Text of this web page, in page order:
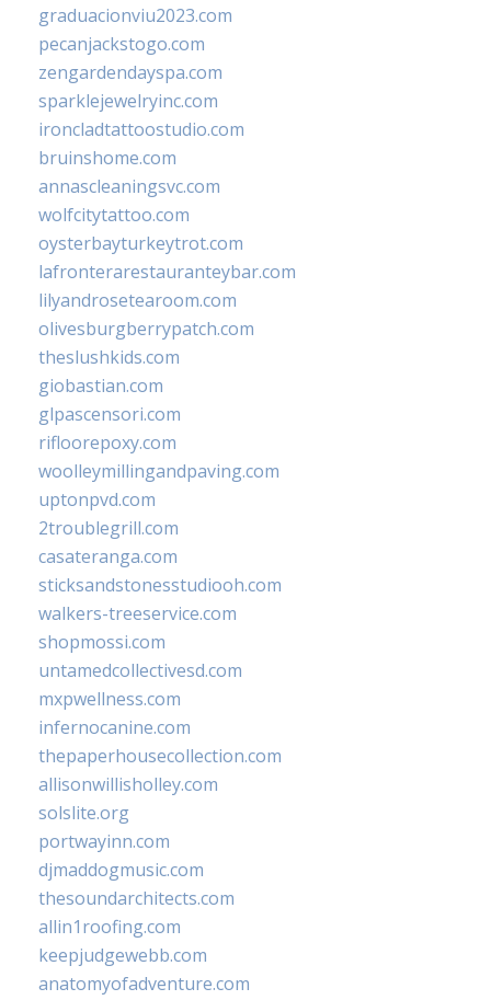
graduacionviu2023.com
pecanjackstogo.com
zengardendayspa.com
sparklejewelryinc.com
ironcladtattoostudio.com
bruinshome.com
annascleaningsvc.com
wolfcitytattoo.com
oysterbayturkeytrot.com
lafronterarestauranteybar.com
lilyandrosetearoom.com
olivesburgberrypatch.com
theslushkids.com
giobastian.com
glpascensori.com
rifloorepoxy.com
woolleymillingandpaving.com
uptonpvd.com
2troublegrill.com
casateranga.com
sticksandstonesstudiooh.com
walkers-treeservice.com
shopmossi.com
untamedcollectivesd.com
mxpwellness.com
infernocanine.com
thepaperhousecollection.com
allisonwillisholley.com
solslite.org
portwayinn.com
djmaddogmusic.com
thesoundarchitects.com
allin1roofing.com
keepjudgewebb.com
anatomyofadventure.com